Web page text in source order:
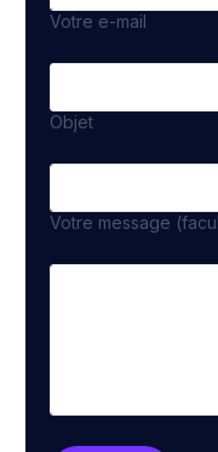
Votre e-mail
Objet
Votre message